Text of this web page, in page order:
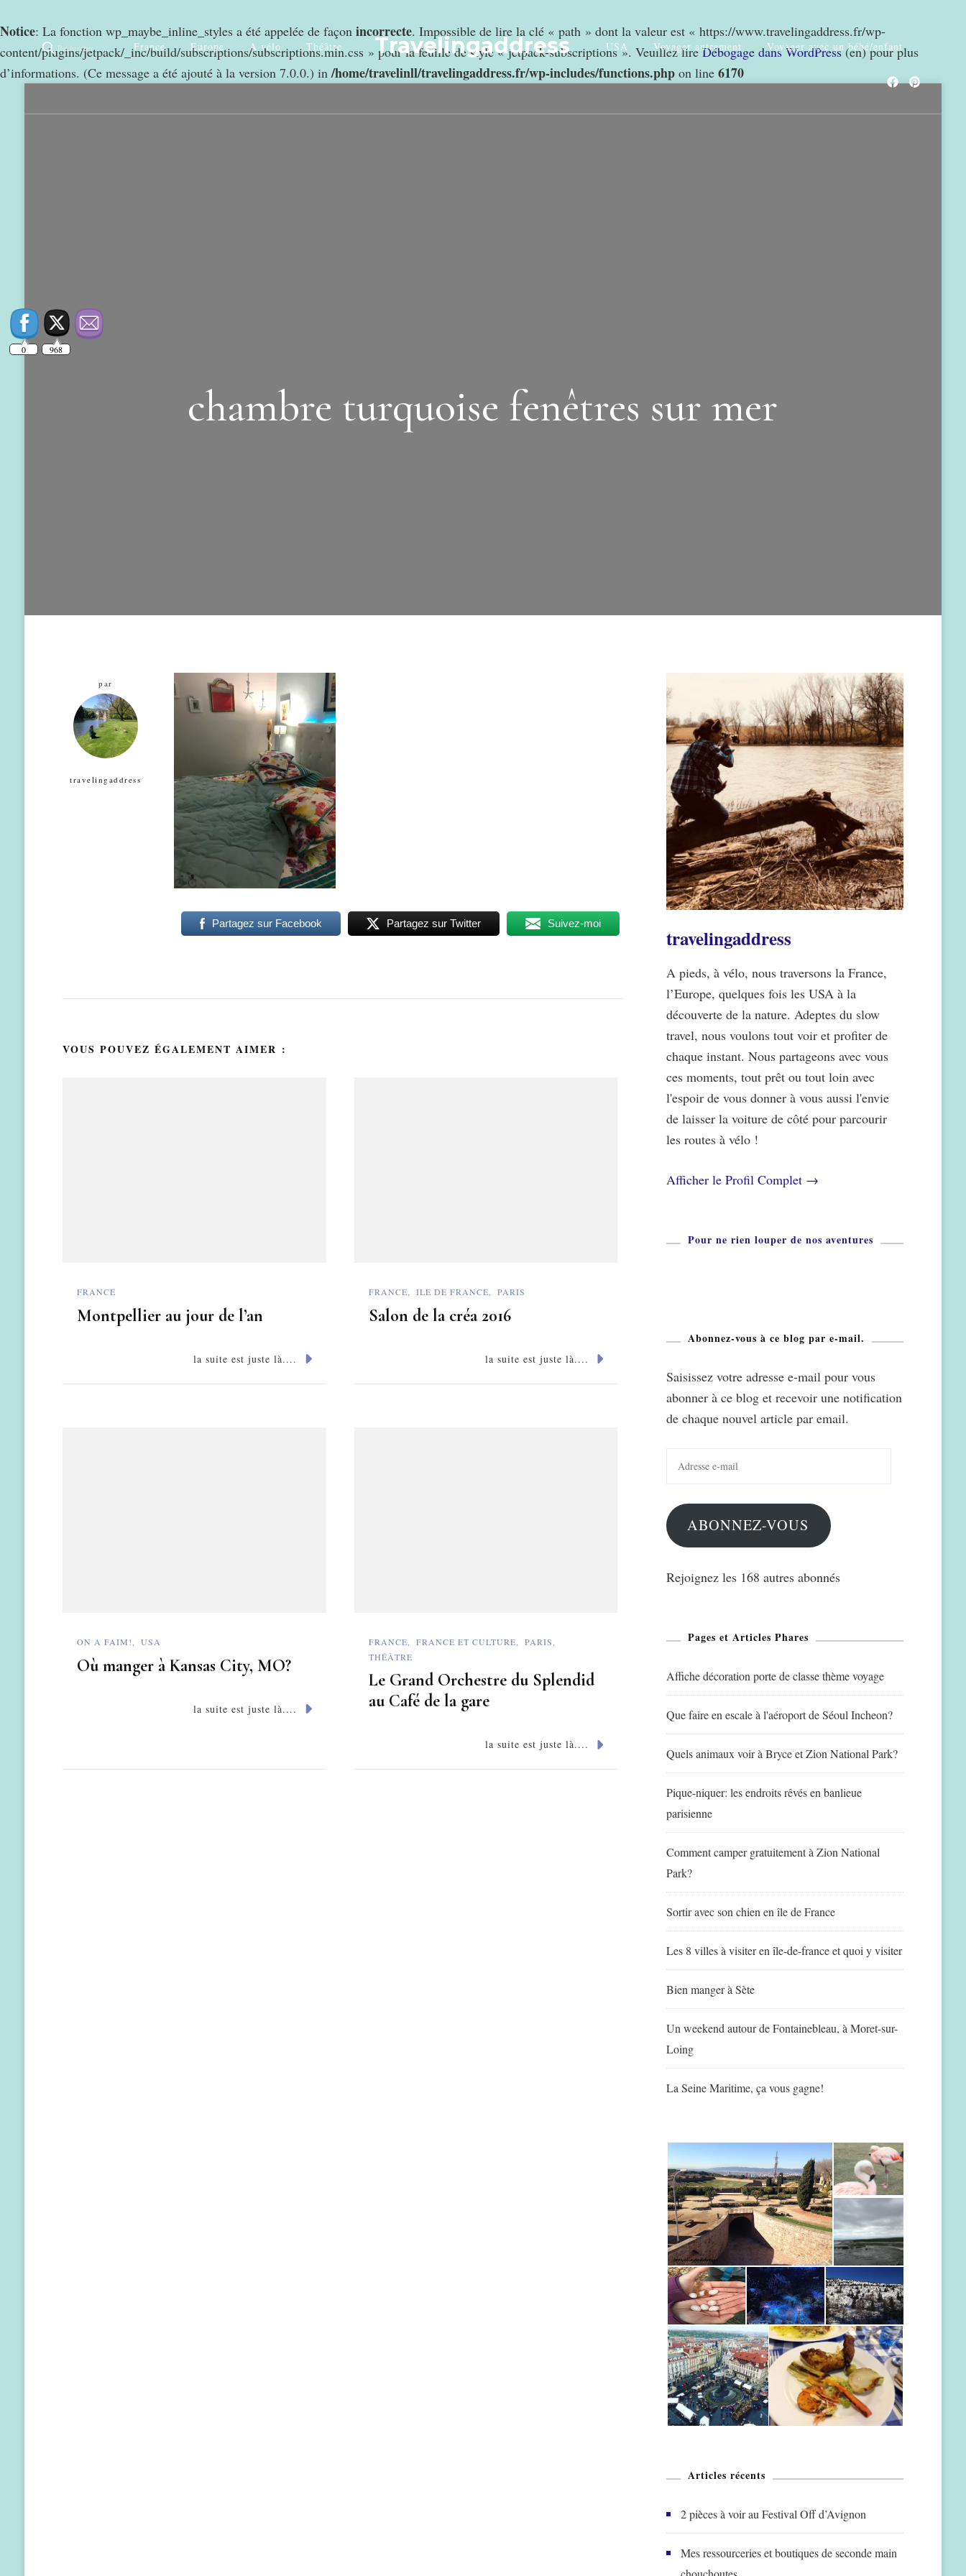
Notice: La fonction wp_maybe_inline_styles a été appelée de façon incorrecte. Impossible de lire la clé « path » dont la valeur est « https://www.travelingaddress.fr/wp-
content/plugins/jetpack/_inc/build/subscriptions/subscriptions.min.css » pour la feuille de style « jetpack-subscriptions ». Veuillez lireDébogage dans WordPress(en) pour plus
d’informations. (Ce message a été ajouté à la version 7.0.0.) in/home/travelinll/travelingaddress.fr/wp-includes/functions.php on line 6170
Rechercher France Europe A vélo Théâtre Travelingaddress USA Voyager autrement Voyager avec un bébé/enfant
chambre turquoise fenêtres sur mer
par
travelingaddress
Partagez sur Facebook Partagez sur Twitter Suivez-moi
VOUS POUVEZ ÉGALEMENT AIMER :
FRANCE
Montpellier au jour de l’an
la suite est juste là....
FRANCE ILE DE FRANCE PARIS
Salon de la créa 2016
la suite est juste là....
ON A FAIM! USA
Où manger à Kansas City, MO?
la suite est juste là....
FRANCE FRANCE ET CULTURE
PARIS
THÉÂTRE
Le Grand Orchestre du Splendid
au Café de la gare
la suite est juste là....
travelingaddress
A pieds, à vélo, nous traversons la France,
l’Europe, quelques fois les USA à la
découverte de la nature. Adeptes du slow
travel, nous voulons tout voir et profiter de
chaque instant. Nous partageons avec vous
ces moments, tout prêt ou tout loin avec
l'espoir de vous donner à vous aussi l'envie
de laisser la voiture de côté pour parcourir
les routes à vélo !
Afficher le Profil Complet →
Pour ne rien louper de nos aventures
Abonnez-vous à ce blog par e-mail.
Saisissez votre adresse e-mail pour vous
abonner à ce blog et recevoir une notification
de chaque nouvel article par email.
mail
ABONNEZ-VOUS
Rejoignez les 168 autres abonnés
Pages et Articles Phares
Affiche décoration porte de classe thème voyage
Que faire en escale à l'aéroport de Séoul Incheon?
Quels animaux voir à Bryce et Zion National Park?
Pique-niquer: les endroits rêvés en banlieue
parisienne
Comment camper gratuitement à Zion National
Park?
Sortir avec son chien en île de France
Les 8 villes à visiter en île-de-france et quoi y visiter
Bien manger à Sète
Un weekend autour de Fontainebleau, à Moret-sur-
Loing
La Seine Maritime, ça vous gagne!
Articles récents
2 pièces à voir au Festival Off d’Avignon
Mes ressourceries et boutiques de seconde main